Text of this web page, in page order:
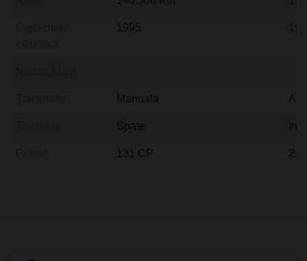
1995
Manuala
Spate
131 CP